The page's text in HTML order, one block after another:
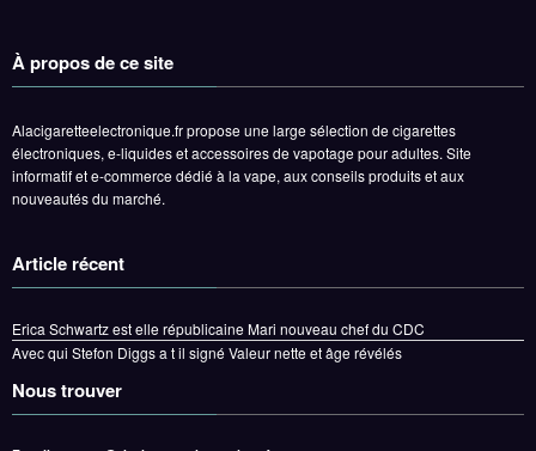
À propos de ce site
Alacigaretteelectronique.fr propose une large sélection de cigarettes
électroniques, e-liquides et accessoires de vapotage pour adultes. Site
informatif et e-commerce dédié à la vape, aux conseils produits et aux
nouveautés du marché.
Article récent
Erica Schwartz est elle républicaine Mari nouveau chef du CDC
Avec qui Stefon Diggs a t il signé Valeur nette et âge révélés
Nous trouver